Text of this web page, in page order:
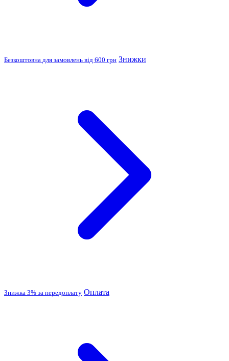
Безкоштовна для замовлень від 600 грн Знижки
Знижка 3% за передоплату Оплата